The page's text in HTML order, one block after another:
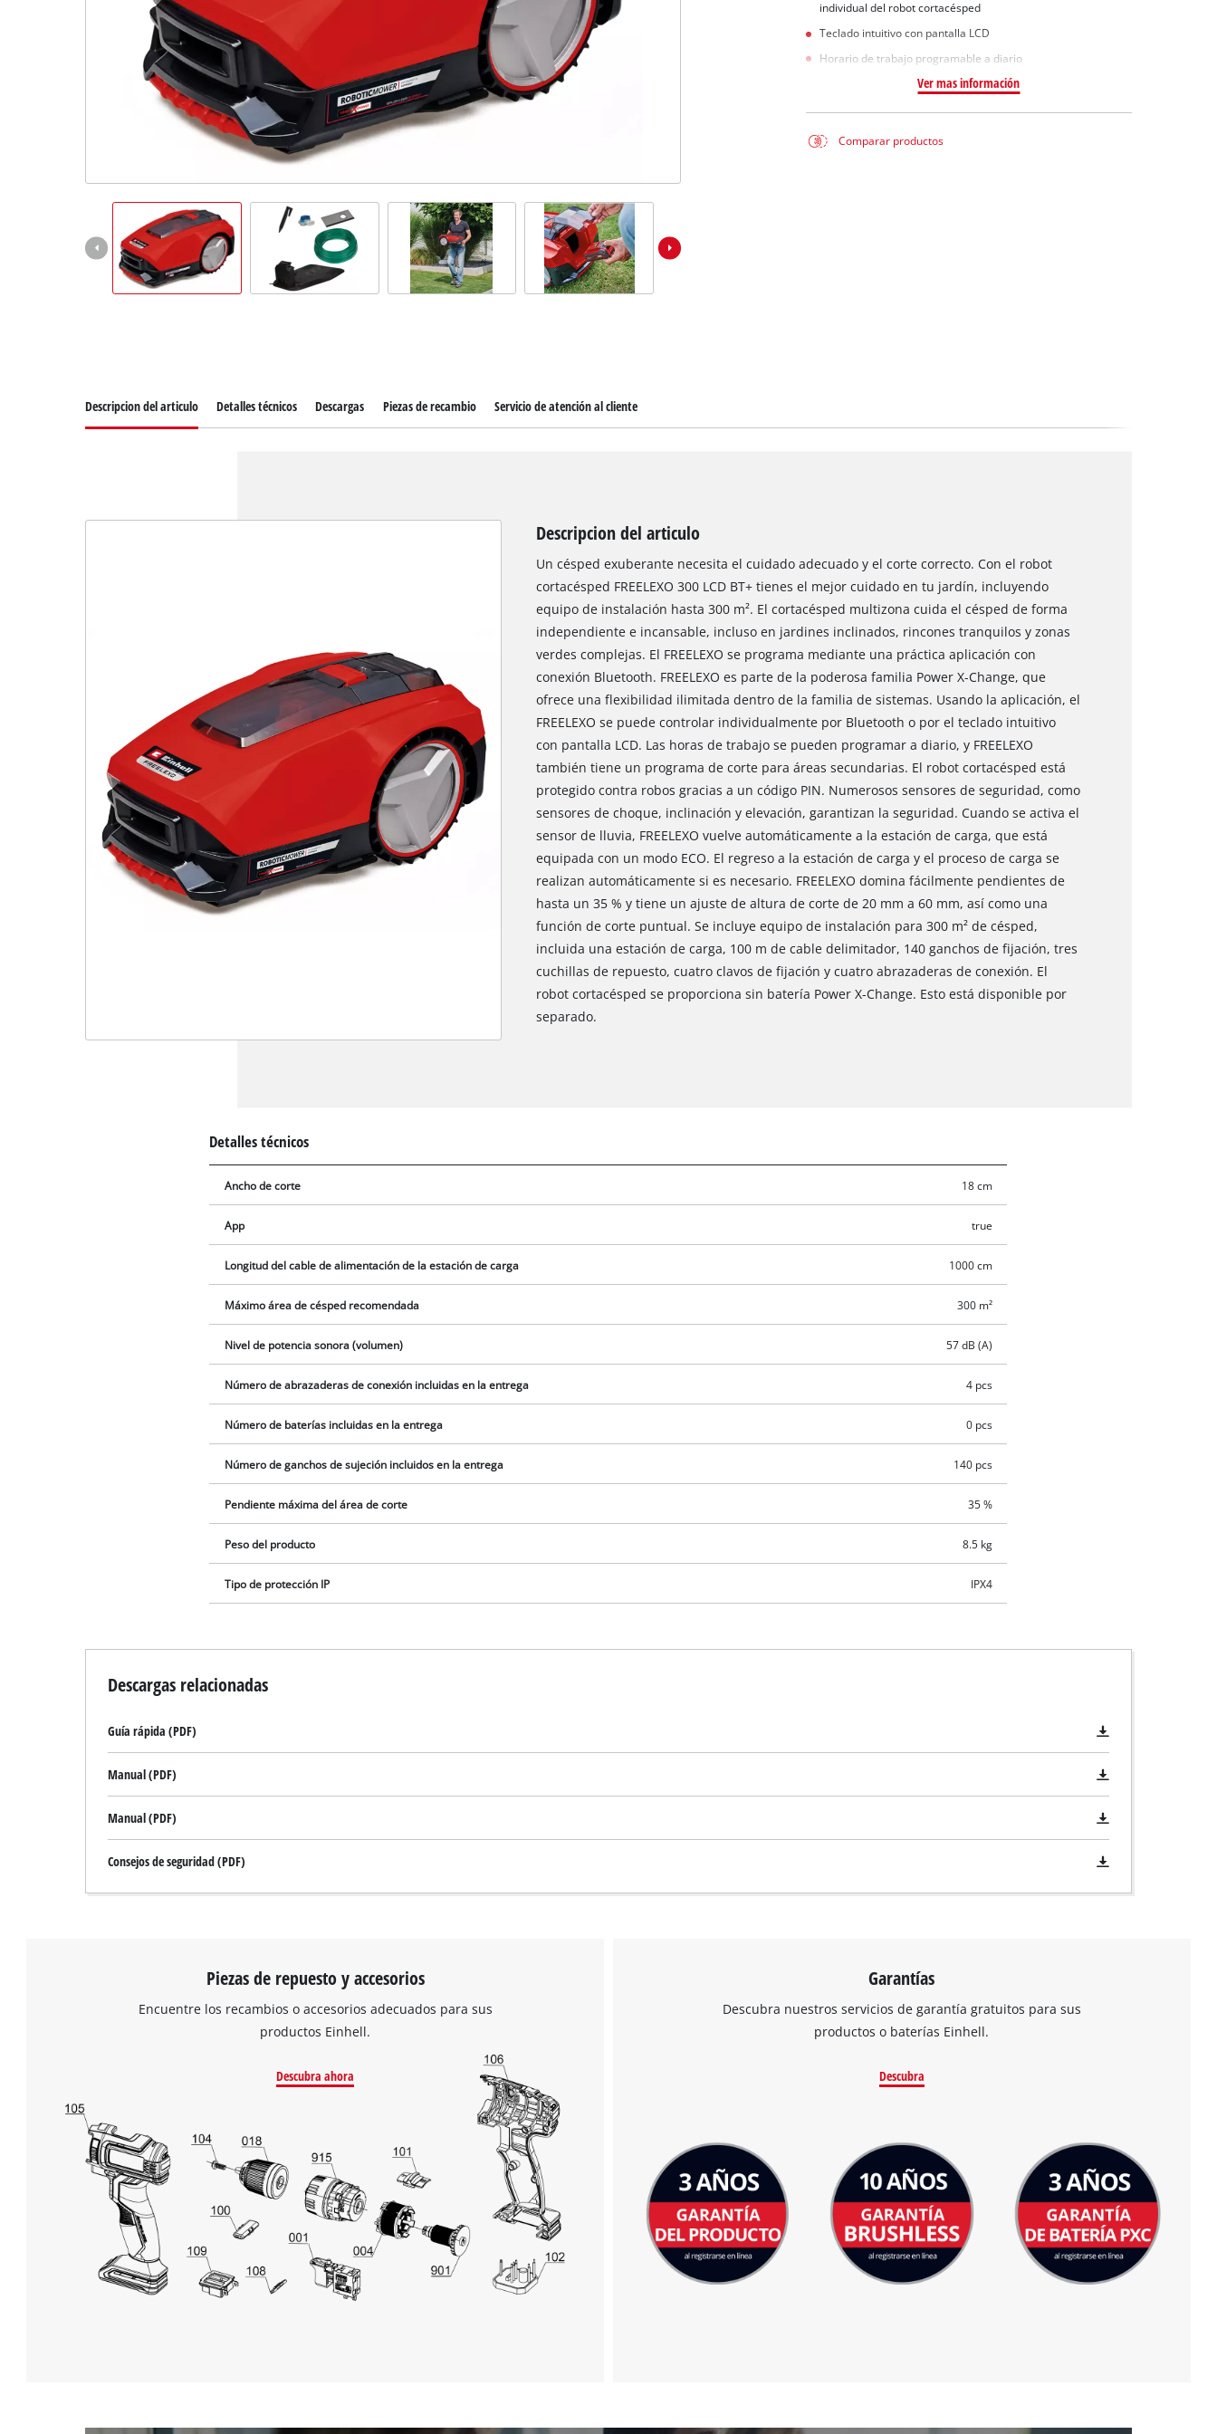
Todos los productos Power X-Change
Herramientas Power X-Change
Herramientas de jardín Power X-Change
Aspiradoras de húmedo/seco
Aspiradores de ceniza
Impacto y destornilladores
individual del robot cortacésped
Teclado intuitivo con pantalla LCD
Horario de trabajo programable a diario
Ver mas información
Comparar productos
¡Necesitamos su consentimiento para
cargar el servicio Google Maps!
to the list of technologies used.
Management Platform
Descripcion del articulo Detalles técnicos Descargas Piezas de recambio Servicio de atención al cliente
Descripcion del articulo
Un césped exuberante necesita el cuidado adecuado y el corte correcto. Con el robot
cortacésped FREELEXO 300 LCD BT+ tienes el mejor cuidado en tu jardín, incluyendo
equipo de instalación hasta 300 m². El cortacésped multizona cuida el césped de forma
independiente e incansable, incluso en jardines inclinados, rincones tranquilos y zonas
verdes complejas. El FREELEXO se programa mediante una práctica aplicación con
conexión Bluetooth. FREELEXO es parte de la poderosa familia Power X-Change, que
ofrece una flexibilidad ilimitada dentro de la familia de sistemas. Usando la aplicación, el
FREELEXO se puede controlar individualmente por Bluetooth o por el teclado intuitivo
con pantalla LCD. Las horas de trabajo se pueden programar a diario, y FREELEXO
también tiene un programa de corte para áreas secundarias. El robot cortacésped está
protegido contra robos gracias a un código PIN. Numerosos sensores de seguridad, como
sensores de choque, inclinación y elevación, garantizan la seguridad. Cuando se activa el
sensor de lluvia, FREELEXO vuelve automáticamente a la estación de carga, que está
equipada con un modo ECO. El regreso a la estación de carga y el proceso de carga se
realizan automáticamente si es necesario. FREELEXO domina fácilmente pendientes de
hasta un 35 % y tiene un ajuste de altura de corte de 20 mm a 60 mm, así como una
función de corte puntual. Se incluye equipo de instalación para 300 m² de césped,
incluida una estación de carga, 100 m de cable delimitador, 140 ganchos de fijación, tres
cuchillas de repuesto, cuatro clavos de fijación y cuatro abrazaderas de conexión. El
robot cortacésped se proporciona sin batería Power X-Change. Esto está disponible por
separado.
Detalles técnicos
Ancho de corte 18 cm
App true
Longitud del cable de alimentación de la estación de carga 1000 cm
Máximo área de césped recomendada 300 m²
Nivel de potencia sonora (volumen) 57 dB (A)
Número de abrazaderas de conexión incluidas en la entrega 4 pcs
Número de baterías incluidas en la entrega 0 pcs
Número de ganchos de sujeción incluidos en la entrega 140 pcs
Pendiente máxima del área de corte 35 %
Peso del producto 8.5 kg
Tipo de protección IP IPX4
Descargas relacionadas
Guía rápida (PDF)
Manual (PDF)
Manual (PDF)
Consejos de seguridad (PDF)
Piezas de repuesto y accesorios
Encuentre los recambios o accesorios adecuados para sus
productos Einhell.
Descubra ahora
Garantías
Descubra nuestros servicios de garantía gratuitos para sus
productos o baterías Einhell.
Descubra